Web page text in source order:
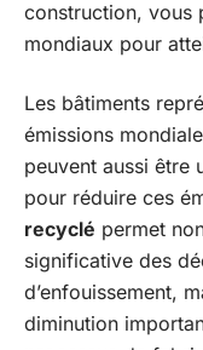
construction, vous
mondiaux pour
Les bâtiments
émissions
peuvent aussi être
pour réduire ces
recyclé permet
significative des
d’enfouissement,
diminution